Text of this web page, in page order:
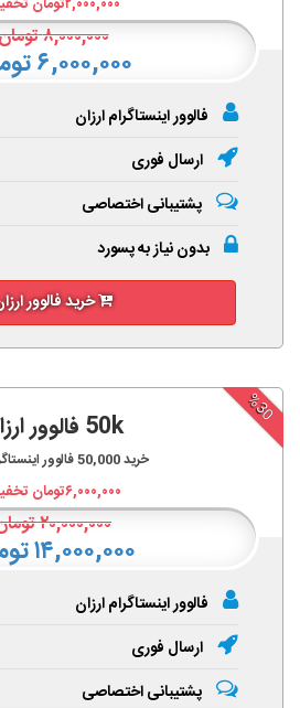
۲,۰۰۰,۰۰۰تومان
۸,۰۰۰,۰۰۰
۶,۰۰۰,۰۰۰ تومان
فالوور اینستاگرام ارزان
ارسال فوری
پشتیبانی اختصاصی
بدون نیاز به پسورد
خرید فالوور
%30
50k فالوور ارزان
خرید50,000فالوور
۶,۰۰۰,۰۰۰تومان
۲۰,۰۰۰,۰۰۰
۱۴,۰۰۰,۰۰۰ تومان
فالوور اینستاگرام ارزان
ارسال فوری
پشتیبانی اختصاصی